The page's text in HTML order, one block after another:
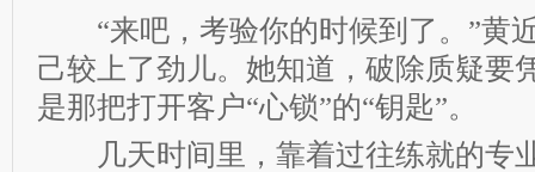
“来吧，考验你的时候到了。”黄
己较上了劲儿。她知道，破除质疑要
是那把打开客户“心锁”的“钥匙”。
几天时间里，靠着过往练就的专